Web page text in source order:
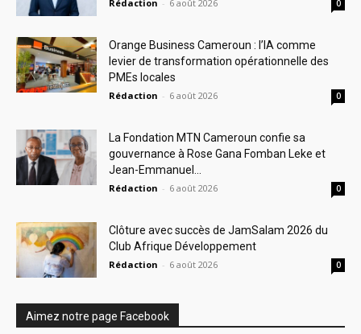
Rédaction - 6 août 2026 0
Orange Business Cameroun : l’IA comme
levier de transformation opérationnelle des
PMEs locales
Rédaction - 6 août 2026 0
La Fondation MTN Cameroun confie sa
gouvernance à Rose Gana Fomban Leke et
Jean-Emmanuel...
Rédaction - 6 août 2026 0
Clôture avec succès de JamSalam 2026 du
Club Afrique Développement
Rédaction - 6 août 2026 0
Aimez notre page Facebook